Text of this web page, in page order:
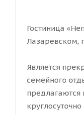
Гостиница
Лазаревском,
Является
семейного